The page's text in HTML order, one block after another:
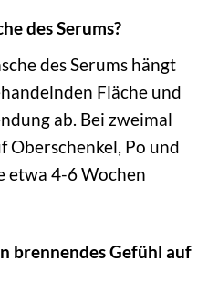
des Serums?
des Serums hängt
Fläche und
ab. Bei zweimal
Oberschenkel, Po und
etwa 4-6 Wochen
brennendes Gefühl auf